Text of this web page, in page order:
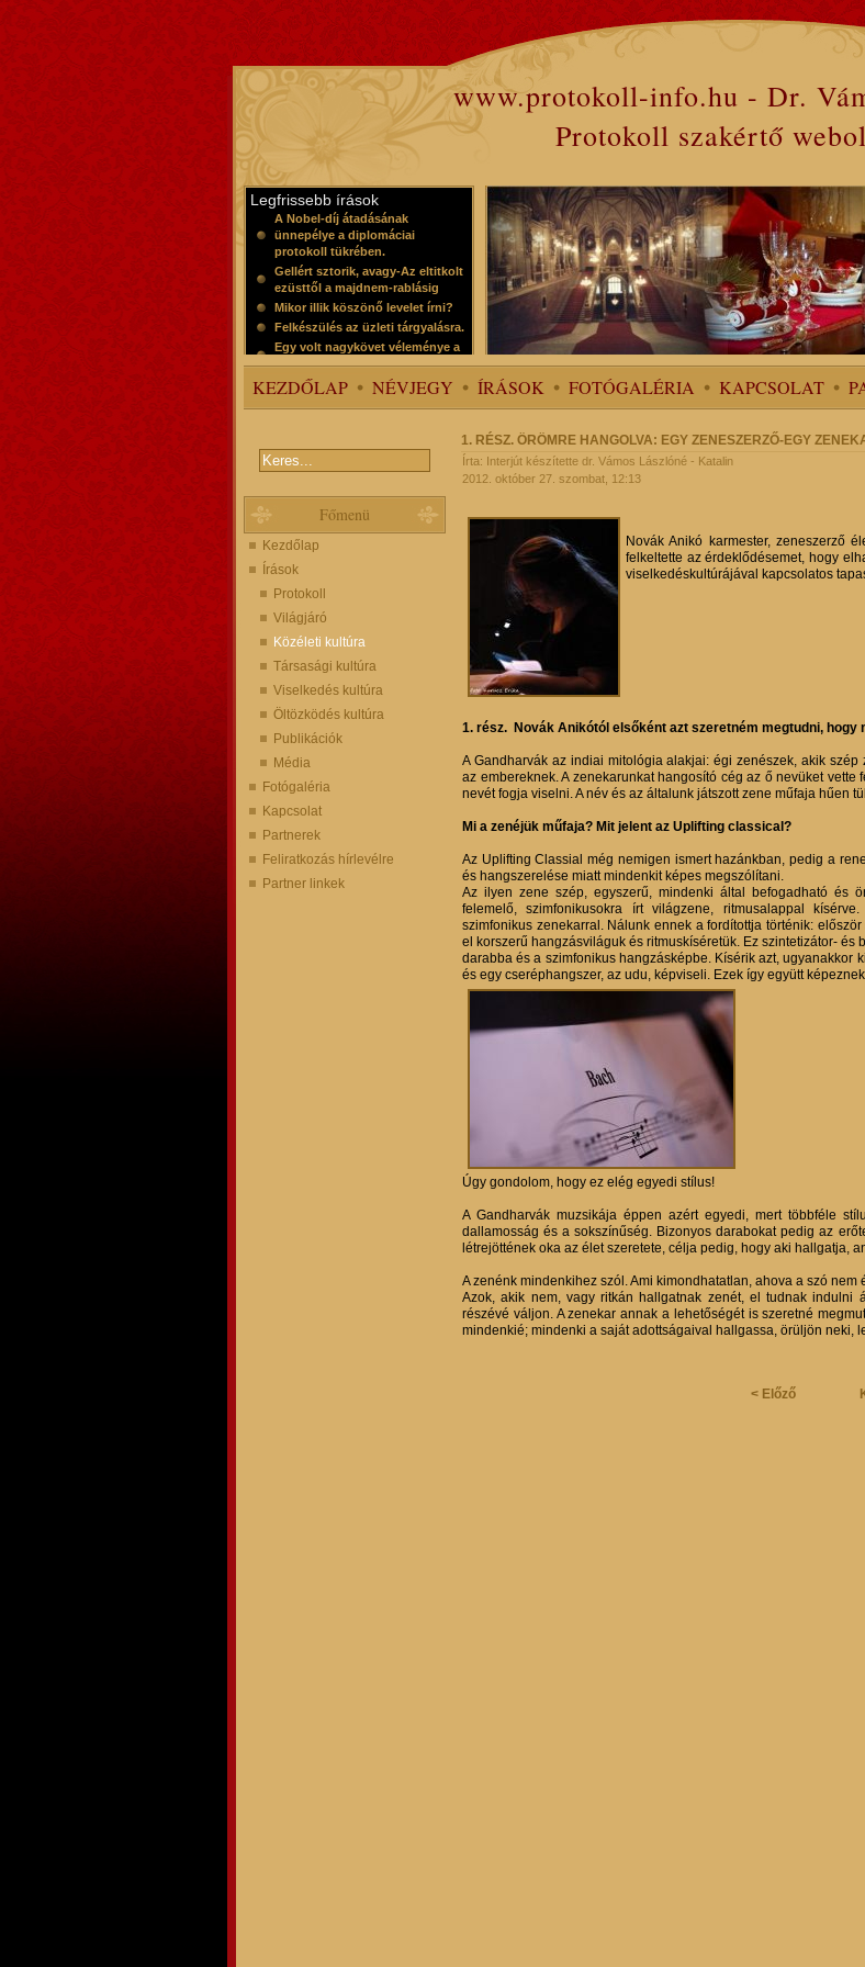
www.protokoll-info.hu - Dr.
Protokoll szakértő
Legfrissebb írások
A Nobel-díj átadásának
ünnepélye a diplomáciai
protokoll tükrében.
Gellért sztorik, avagy-Az eltitkolt
ezüsttől a majdnem-rablásig
Mikor illik köszönő levelet írni?
Felkészülés az üzleti tárgyalásra.
Egy volt nagykövet véleménye a
protokollról
KEZDŐLAP NÉVJEGY ÍRÁSOK FOTÓGALÉRIA KAPCSOLAT
Főmenü
Kezdőlap
Írások
Protokoll
Világjáró
Közéleti kultúra
Társasági kultúra
Viselkedés kultúra
Öltözködés kultúra
Publikációk
Média
Fotógaléria
Kapcsolat
Partnerek
Feliratkozás hírlevélre
Partner linkek
1. RÉSZ. ÖRÖMRE HANGOLVA: EGY ZENESZERZŐ-EGY
Írta: Interjút készítette dr. Vámos Lászlóné - Katalin
2012. október 27. szombat, 12:13
Novák Anikó karmester, zeneszerző
felkeltette az érdeklődésemet, hogy
viselkedéskultúrájával kapcsolatos
1. rész. Novák Anikótól elsőként azt szeretném megtudni, hogy
A Gandharvák az indiai mitológia alakjai: égi zenészek, akik
az embereknek. A zenekarunkat hangosító cég az ő nevüket
nevét fogja viselni. A név és az általunk játszott zene műfaja hűen
Mi a zenéjük műfaja? Mit jelent az Uplifting classical?
Az Uplifting Classial még nemigen ismert hazánkban, pedig a
és hangszerelése miatt mindenkit képes megszólítani.
Az ilyen zene szép, egyszerű, mindenki által befogadható és
felemelő, szimfonikusokra írt világzene, ritmusalappal
szimfonikus zenekarral. Nálunk ennek a fordítottja történik:
el korszerű hangzásviláguk és ritmuskíséretük. Ez szintetizátor-
darabba és a szimfonikus hangzásképbe. Kísérik azt, ugyanakkor
és egy cseréphangszer, az udu, képviseli. Ezek így együtt
Úgy gondolom, hogy ez elég egyedi stílus!
A Gandharvák muzsikája éppen azért egyedi, mert többféle
dallamosság és a sokszínűség. Bizonyos darabokat pedig az
létrejöttének oka az élet szeretete, célja pedig, hogy aki hallgatja,
A zenénk mindenkihez szól. Ami kimondhatatlan, ahova a szó nem
Azok, akik nem, vagy ritkán hallgatnak zenét, el tudnak
részévé váljon. A zenekar annak a lehetőségét is szeretné
mindenkié; mindenki a saját adottságaival hallgassa, örüljön neki,
< Előző